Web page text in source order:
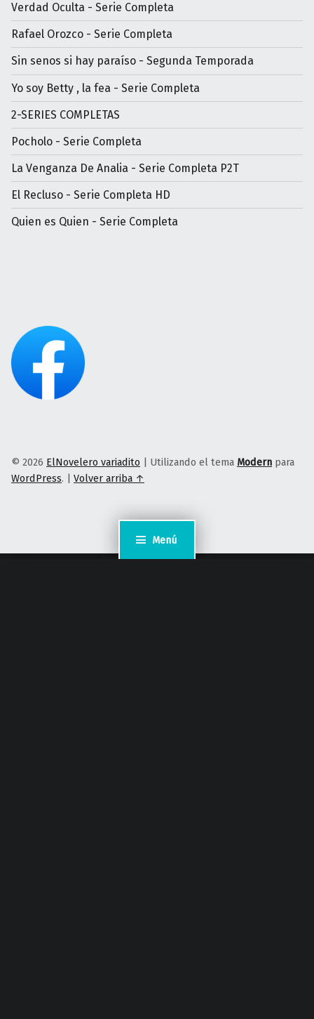
Menú
Verdad Oculta - Serie Completa
Rafael Orozco - Serie Completa
Sin senos si hay paraíso - Segunda Temporada
Yo soy Betty , la fea - Serie Completa
2-SERIES COMPLETAS
Pocholo - Serie Completa
La Venganza De Analia - Serie Completa P2T
El Recluso - Serie Completa HD
Quien es Quien - Serie Completa
© 2026 ElNovelero variadito Utilizando el tema Modern para
WordPress. Volver arriba ↑